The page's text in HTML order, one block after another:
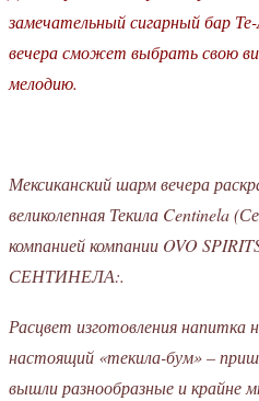
замечательный сигарный бар
вечера сможет выбрать свою
мелодию.
Мексиканский шарм вечера
великолепная Текила Centinela
компанией компании OVO
СЕНТИНЕЛА:.
Расцвет изготовления напитка
настоящий «текила-бум» –
вышли разнообразные и крайне